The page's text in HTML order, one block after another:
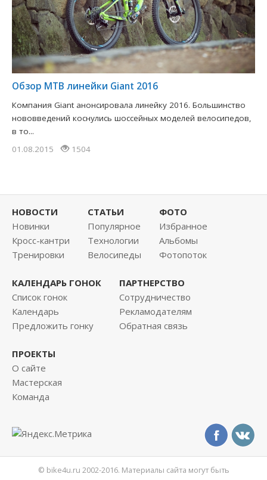
Обзор MTB линейки Giant 2016
Компания Giant анонсировала линейку 2016. Большинство
нововведений коснулись шоссейных моделей велосипедов,
в то...
01.08.2015
1504
НОВОСТИ
Новинки
Кросс-кантри
Тренировки
СТАТЬИ
Популярное
Технологии
Велосипеды
ФОТО
Избранное
Альбомы
Фотопоток
КАЛЕНДАРЬ ГОНОК
Список гонок
Календарь
Предложить гонку
ПАРТНЕРСТВО
Сотрудничество
Рекламодателям
Обратная связь
ПРОЕКТЫ
О сайте
Мастерская
Команда
© bike4u.ru 2002-2016. Материалы сайта могут быть